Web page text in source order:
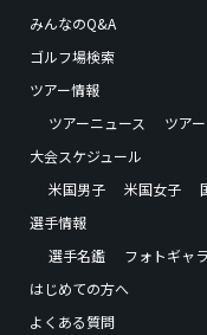
みんなのQ&A
ゴルフ場検索
ツアー情報
ツアーニュース
ツア
大会スケジュール
米国男子
米国女子
選手情報
選手名鑑
フォトギャ
はじめての方へ
よくある質問